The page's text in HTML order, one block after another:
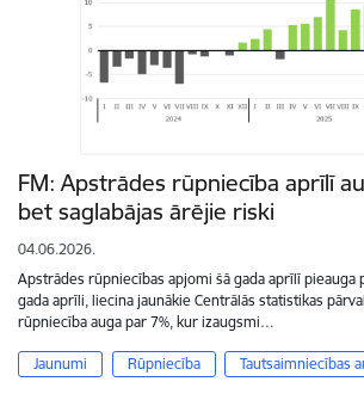
FM: Apstrādes rūpniecība aprīlī
bet saglabājas ārējie riski
04.06.2026.
Apstrādes rūpniecības apjomi šā gada aprīlī pieauga
gada aprīli, liecina jaunākie Centrālās statistikas
rūpniecība auga par 7%, kur izaugsmi…
Jaunumi Rūpniecība Tautsaimniecības